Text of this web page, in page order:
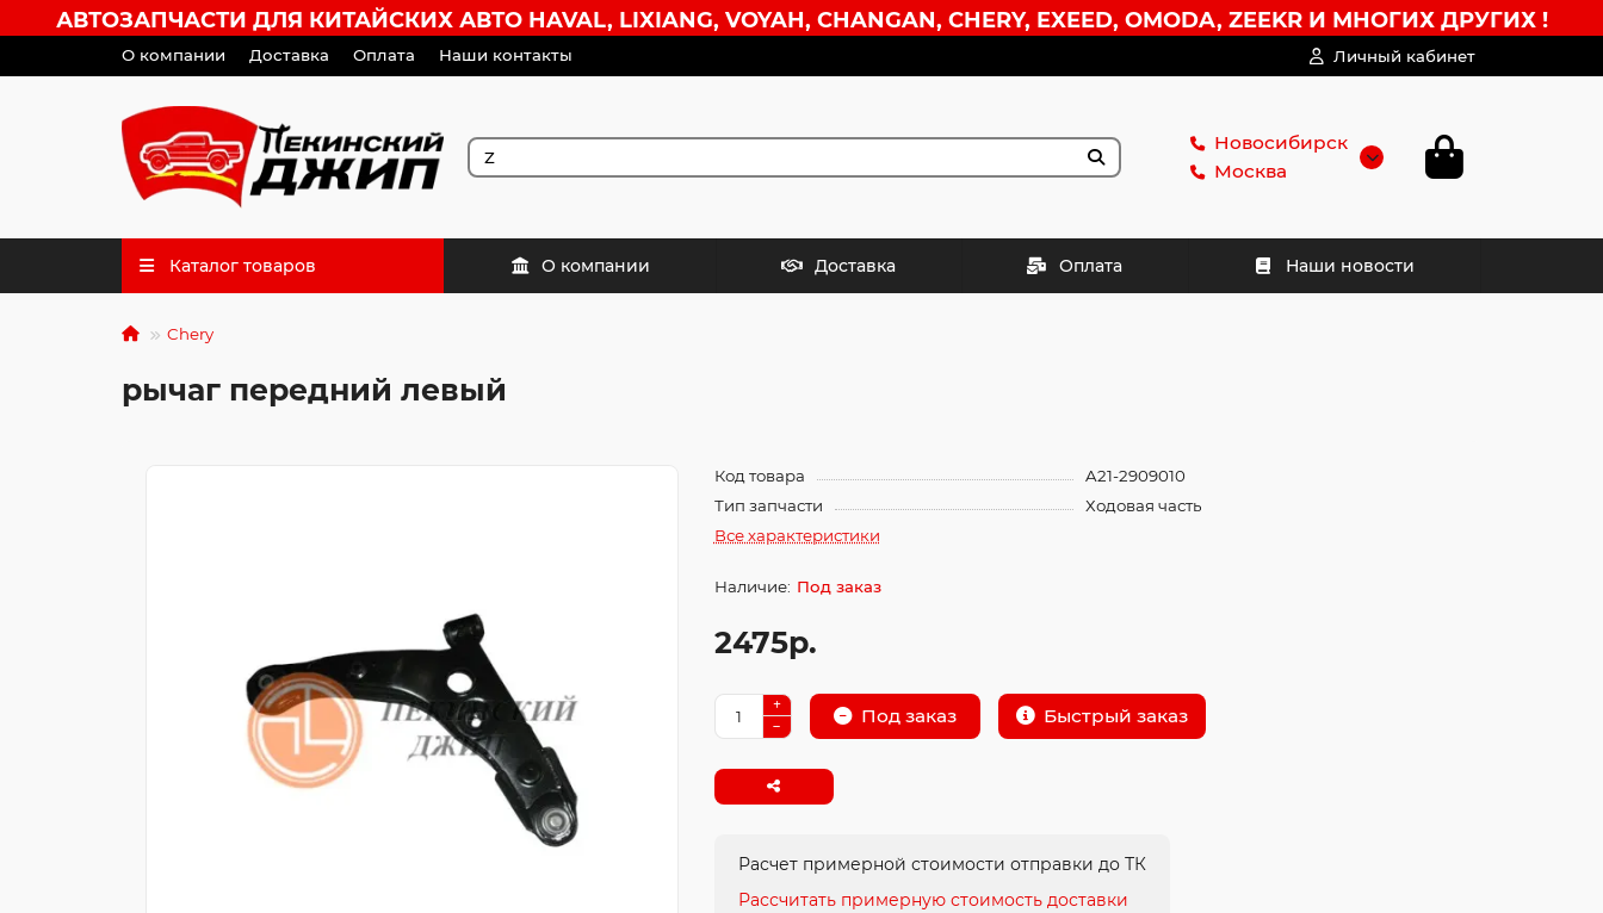
АВТОЗАПЧАСТИ ДЛЯ КИТАЙСКИХ АВТО HAVAL, LIXIANG, VOYAH, CHANGAN, CHERY, EXEED, OMODA, ZEEKR И МНОГИХ ДРУГИХ !
О компании Доставка Оплата Наши контакты Личный кабинет
Новосибирск
Москва
Каталог товаров О компании Доставка Оплата Наши новости
Chery
рычаг передний левый
Код товара
A21-2909010
Тип запчасти
Ходовая часть
Все характеристики
Под заказ
2475р.
Под заказ Быстрый заказ
Расчет примерной стоимости отправки до ТК
Рассчитать примерную стоимость доставки